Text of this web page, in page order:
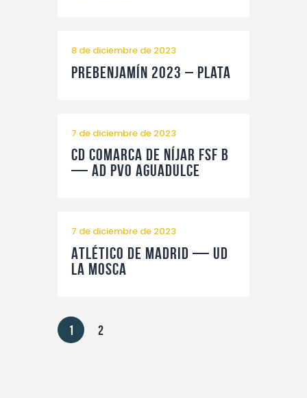
8 de diciembre de 2023
Prebenjamín 2023 – Plata
7 de diciembre de 2023
CD Comarca de Níjar FSF B
— AD Pvo Aguadulce
7 de diciembre de 2023
Atlético de Madrid — UD
La Mosca
1 2